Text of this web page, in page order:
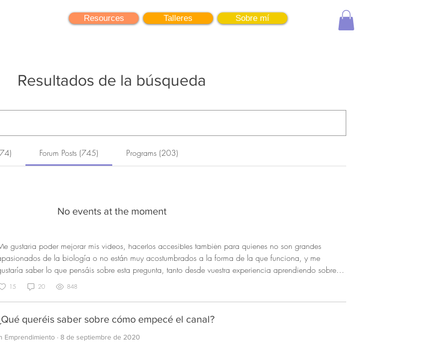
Resources Talleres Sobre mí
Resultados de la búsqueda
Forum Posts (745) Programs (203)
hace a la Biología difícil?
gustaría poder mejorar mis vídeos, hacerlos accesibles también para quienes no son grandes
de la biología o no están muy acostumbrados a la forma de la que funciona, y me
saber lo que pensáis sobre esta pregunta, tanto desde vuestra experiencia aprendiendo sobre
como cuando se la habéis explicado a otras personas.
15 20 848
queréis saber sobre cómo empecé el canal?
Emprendimiento · 8 de septiembre de 2020
No events at the moment